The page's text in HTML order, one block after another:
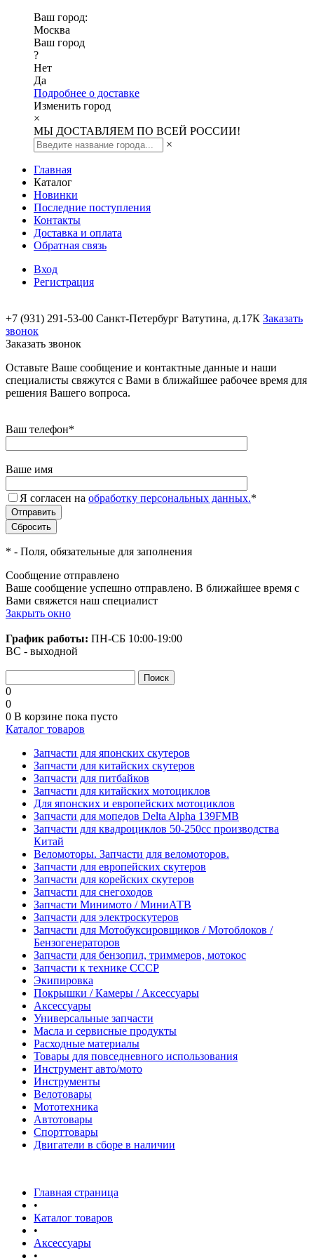
Ваш город:
Москва
Ваш город
?
Нет
Да
Подробнее о доставке
Изменить город
×
МЫ ДОСТАВЛЯЕМ ПО ВСЕЙ РОССИИ!
×
Главная
Каталог
Новинки
Последние поступления
Контакты
Доставка и оплата
Обратная связь
Вход
Регистрация
+7 (931) 291-53-00 Санкт-Петербург Ватутина, д.17К Заказать
звонок
Заказать звонок
Оставьте Ваше сообщение и контактные данные и наши
специалисты свяжутся с Вами в ближайшее рабочее время для
решения Вашего вопроса.
Ваш телефон*
Ваше имя
Я согласен на обработку персональных данных.*
* - Поля, обязательные для заполнения
Сообщение отправлено
Ваше сообщение успешно отправлено. В ближайшее время с
Вами свяжется наш специалист
Закрыть окно
График работы: ПН-СБ 10:00-19:00
ВС - выходной
0
0
0 В корзине пока пусто
Каталог товаров
Запчасти для японских скутеров
Запчасти для китайских скутеров
Запчасти для питбайков
Запчасти для китайских мотоциклов
Для японских и европейских мотоциклов
Запчасти для мопедов Delta Alpha 139FMB
Запчасти для квадроциклов 50-250сс производства
Китай
Веломоторы. Запчасти для веломоторов.
Запчасти для европейских скутеров
Запчасти для корейских скутеров
Запчасти для снегоходов
Запчасти Минимото / МиниАТВ
Запчасти для электроскутеров
Запчасти для Мотобуксировщиков / Мотоблоков /
Бензогенераторов
Запчасти для бензопил, триммеров, мотокос
Запчасти к технике СССР
Экипировка
Покрышки / Камеры / Аксессуары
Аксессуары
Универсальные запчасти
Масла и сервисные продукты
Расходные материалы
Товары для повседневного использования
Инструмент авто/мото
Инструменты
Велотовары
Мототехника
Автотовары
Спорттовары
Двигатели в сборе в наличии
Главная страница
•
Каталог товаров
•
Аксессуары
•